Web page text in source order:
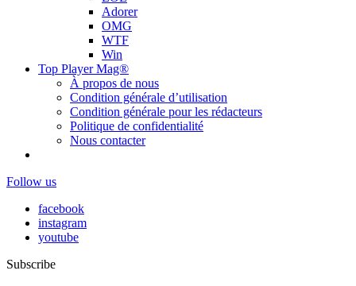
Adorer
OMG
WTF
Win
Top Player Mag®
À propos de nous
Condition générale d’utilisation
Condition générale pour les rédacteurs
Politique de confidentialité
Nous contacter
Follow us
facebook
instagram
youtube
Subscribe